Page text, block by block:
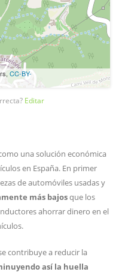
CC-BY-
Editar
una solución económica
en España. En primer
de automóviles usadas y
más bajosque los
ahorrar dinero en el
contribuye a reducir la
así la huella